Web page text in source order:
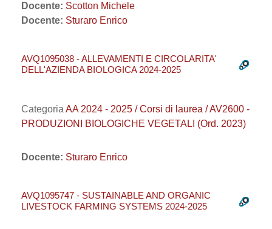
Docente: Scotton Michele
Docente: Sturaro Enrico
AVQ1095038 - ALLEVAMENTI E CIRCOLARITA'
DELL'AZIENDA BIOLOGICA 2024-2025
Categoria AA 2024 - 2025 / Corsi di laurea / AV2600 -
PRODUZIONI BIOLOGICHE VEGETALI (Ord. 2023)
Docente: Sturaro Enrico
AVQ1095747 - SUSTAINABLE AND ORGANIC
LIVESTOCK FARMING SYSTEMS 2024-2025